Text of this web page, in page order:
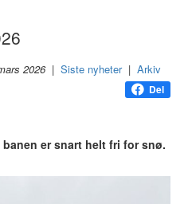
2026|Siste nyheter|Arkiv
Del
er snart helt fri for snø.